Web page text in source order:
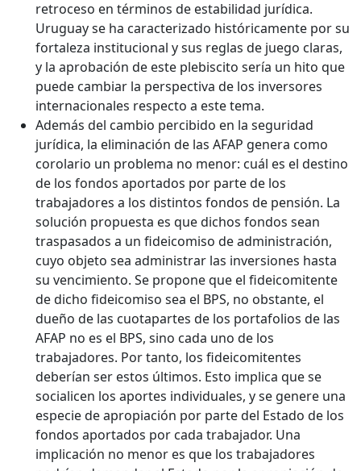
retroceso en términos de estabilidad jurídica.
Uruguay se ha caracterizado históricamente por su
fortaleza institucional y sus reglas de juego claras,
y la aprobación de este plebiscito sería un hito que
puede cambiar la perspectiva de los inversores
internacionales respecto a este tema.
Además del cambio percibido en la seguridad
jurídica, la eliminación de las AFAP genera como
corolario un problema no menor: cuál es el destino
de los fondos aportados por parte de los
trabajadores a los distintos fondos de pensión. La
solución propuesta es que dichos fondos sean
traspasados a un fideicomiso de administración,
cuyo objeto sea administrar las inversiones hasta
su vencimiento. Se propone que el fideicomitente
de dicho fideicomiso sea el BPS, no obstante, el
dueño de las cuotapartes de los portafolios de las
AFAP no es el BPS, sino cada uno de los
trabajadores. Por tanto, los fideicomitentes
deberían ser estos últimos. Esto implica que se
socialicen los aportes individuales, y se genere una
especie de apropiación por parte del Estado de los
fondos aportados por cada trabajador. Una
implicación no menor es que los trabajadores